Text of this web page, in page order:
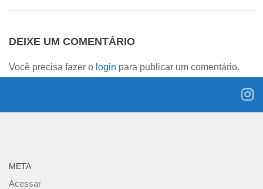
DEIXE UM COMENTÁRIO
Você precisa fazer o login para publicar um comentário.
META
Acessar